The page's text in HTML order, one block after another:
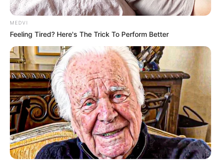
Câmara aprova proposta que permite acumular cargo de
beneficiados.
— Foto: JASB.com.br.
Câmara aprova proposta que permite acumular cargo de
professor no serviço público: ACS e ACE podem ser
beneficiados.
PublicadonoJASB em 03.novembro.2025. Atualizadoem
19.novembro.2025.
WhatsApp: Rede do JASB | Uma novidade de grande relevância
para benefícios dosAgentes Comunitários de Saúde e Agentes de
Combate às Endemias. Leia a nossa matéria especial com
atenção!
MEDVI
Feeling Tired? Here's The Trick To Perform Better